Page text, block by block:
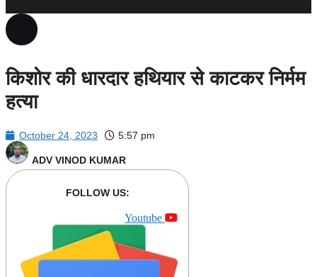
किशोर की धारदार हथियार से काटकर निर्मम
हत्या
October 24, 2023 5:57 pm
ADV VINOD KUMAR
FOLLOW US:
Youtube